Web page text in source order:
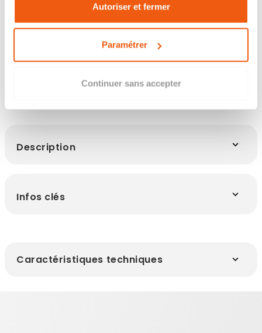
Autoriser et fermer
Paramétrer
Continuer sans accepter
Description
Infos clés
Caractéristiques techniques